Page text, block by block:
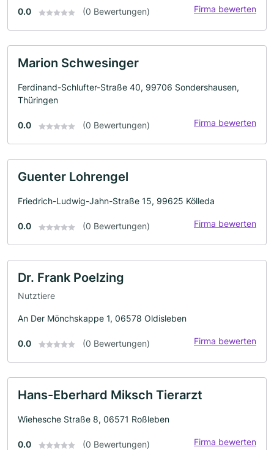
0.0 (0 Bewertungen) Firma bewerten
Marion Schwesinger
Ferdinand-Schlufter-Straße 40, 99706 Sondershausen,
Thüringen
0.0 (0 Bewertungen) Firma bewerten
Guenter Lohrengel
Friedrich-Ludwig-Jahn-Straße 15, 99625 Kölleda
0.0 (0 Bewertungen) Firma bewerten
Dr. Frank Poelzing
Nutztiere
An Der Mönchskappe 1, 06578 Oldisleben
0.0 (0 Bewertungen) Firma bewerten
Hans-Eberhard Miksch Tierarzt
Wiehesche Straße 8, 06571 Roßleben
0.0 (0 Bewertungen) Firma bewerten